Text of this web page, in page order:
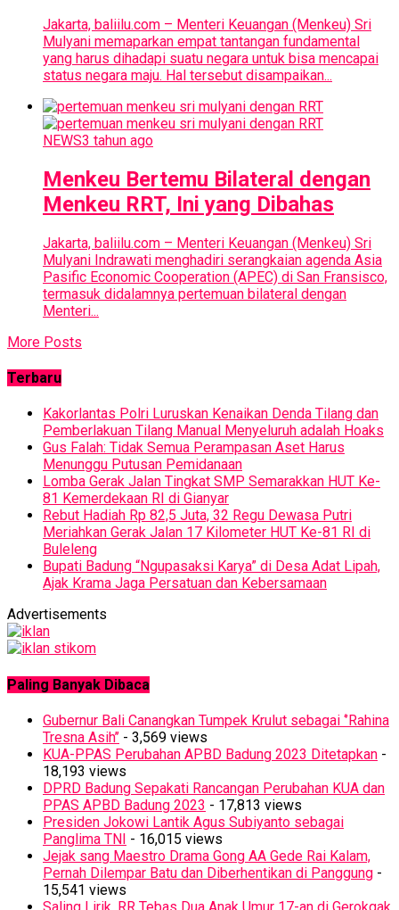
Jakarta, baliilu.com – Menteri Keuangan (Menkeu) Sri
Mulyani memaparkan empat tantangan fundamental
yang harus dihadapi suatu negara untuk bisa mencapai
status negara maju. Hal tersebut disampaikan...
NEWS3 tahun ago
Menkeu Bertemu Bilateral dengan
Menkeu RRT, Ini yang Dibahas
Jakarta, baliilu.com – Menteri Keuangan (Menkeu) Sri
Mulyani Indrawati menghadiri serangkaian agenda Asia
Pasific Economic Cooperation (APEC) di San Fransisco,
termasuk didalamnya pertemuan bilateral dengan
Menteri...
More Posts
Terbaru
Kakorlantas Polri Luruskan Kenaikan Denda Tilang dan
Pemberlakuan Tilang Manual Menyeluruh adalah Hoaks
Gus Falah: Tidak Semua Perampasan Aset Harus
Menunggu Putusan Pemidanaan
Lomba Gerak Jalan Tingkat SMP Semarakkan HUT Ke-
81 Kemerdekaan RI di Gianyar
Rebut Hadiah Rp 82,5 Juta, 32 Regu Dewasa Putri
Meriahkan Gerak Jalan 17 Kilometer HUT Ke-81 RI di
Buleleng
Bupati Badung “Ngupasaksi Karya” di Desa Adat Lipah,
Ajak Krama Jaga Persatuan dan Kebersamaan
Advertisements
Paling Banyak Dibaca
Gubernur Bali Canangkan Tumpek Krulut sebagai ‘’Rahina
Tresna Asih’’ - 3,569 views
KUA-PPAS Perubahan APBD Badung 2023 Ditetapkan -
18,193 views
DPRD Badung Sepakati Rancangan Perubahan KUA dan
PPAS APBD Badung 2023 - 17,813 views
Presiden Jokowi Lantik Agus Subiyanto sebagai
Panglima TNI - 16,015 views
Jejak sang Maestro Drama Gong AA Gede Rai Kalam,
Pernah Dilempar Batu dan Diberhentikan di Panggung -
15,541 views